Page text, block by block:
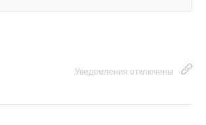
Уведомления отключены